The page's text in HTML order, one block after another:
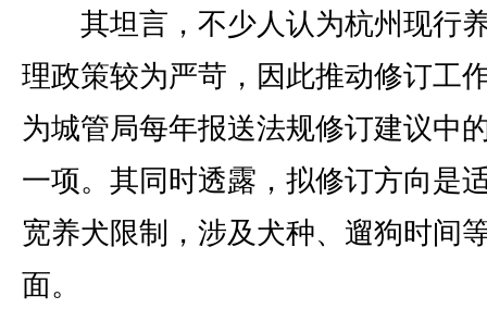
其坦言，不少人认为杭州现行
理政策较为严苛，因此推动修订工
为城管局每年报送法规修订建议中
一项。其同时透露，拟修订方向是
宽养犬限制，涉及犬种、遛狗时间
面。